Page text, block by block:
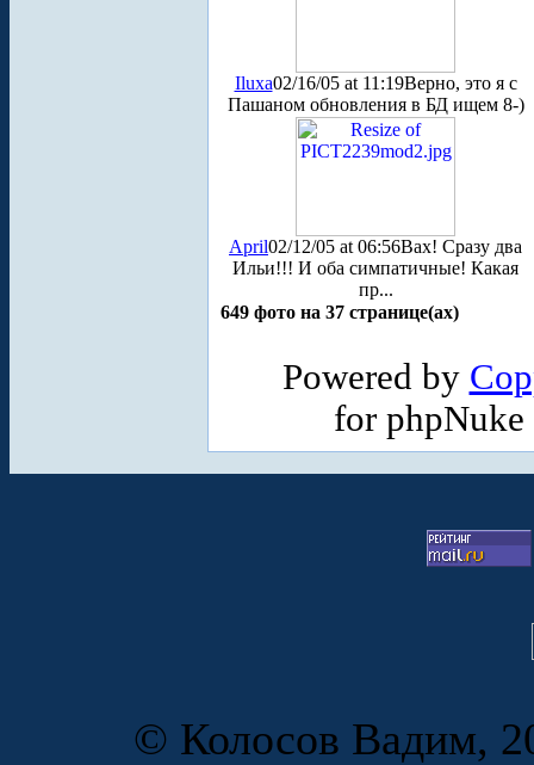
Iluxa02/16/05 at 11:19Верно, это я с
Пашаном обновления в БД ищем 8-)
April02/12/05 at 06:56Вах! Сразу два
Ильи!!! И оба симпатичные! Какая
пр...
649 фото на 37 странице(ах)
Powered by
for
© Колосов Вадим,